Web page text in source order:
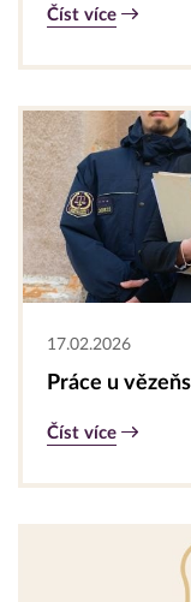
Číst více
17.02.2026
Práce u
Číst více